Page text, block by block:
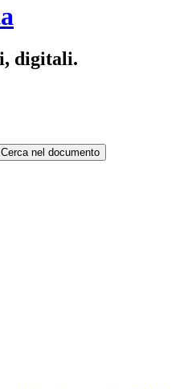
digitali.
Cerca nel documento